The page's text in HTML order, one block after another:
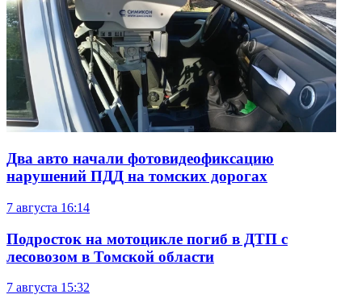
Два авто начали фотовидеофиксацию
нарушений ПДД на томских дорогах
7 августа 16:14
Подросток на мотоцикле погиб в ДТП с
лесовозом в Томской области
7 августа 15:32